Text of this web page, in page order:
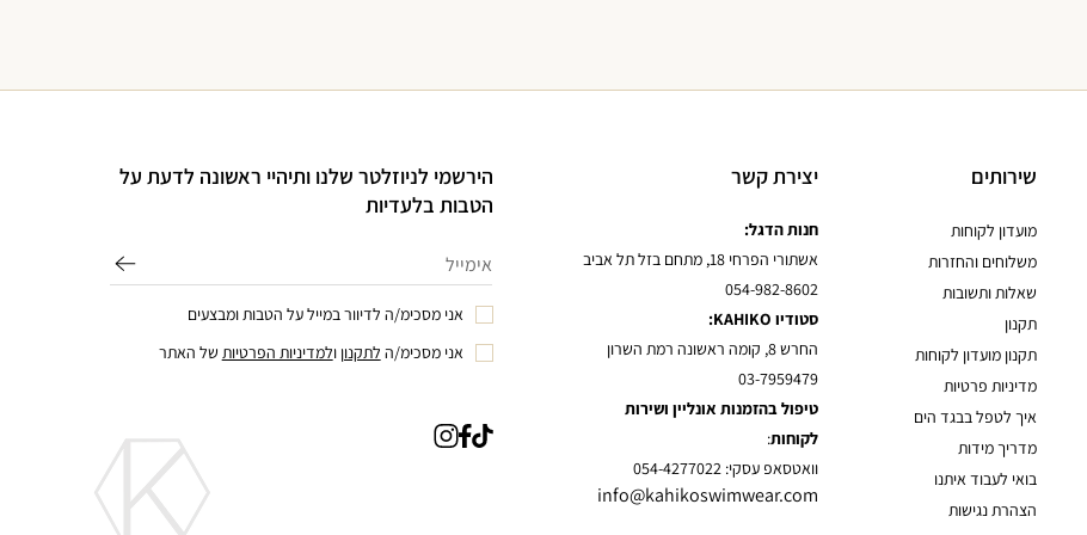
שירותים
מועדון לקוחות
משלוחים והחזרות
שאלות ותשובות
תקנון
תקנון מועדון לקוחות
מדיניות פרטיות
איך לטפל בבגד הים
מדריך מידות
בואי לעבוד איתנו
הצהרת נגישות
יצירת קשר
חנות הדגל:
אשתורי הפרחי 18, מתחם בזל תל אביב
054-982-8602
סטודיו KAHIKO:
החרש 8, קומה ראשונה רמת השרון
03-7959479
טיפול בהזמנות אונליין ושירות
לקוחות:
וואטסאפ עסקי: 054-4277022
info@kahikoswimwear.com
הירשמי לניוזלטר שלנו ותיהיי ראשונה לדעת על
הטבות בלעדיות
אני מסכימ/ה לדיוור במייל על הטבות ומבצעים
אני מסכימ/ה לתקנון ולמדיניות הפרטיות של האתר
טיקפייסבוק
אינסטגרם